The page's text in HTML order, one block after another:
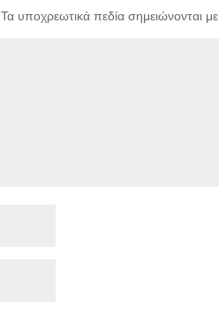
Τα υποχρεωτικά πεδία σημειώνονται με